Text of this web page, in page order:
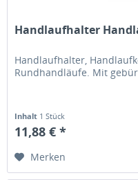
Handlaufhalter
Handlaufhalter,
Rundhandläufe. Mit
Inhalt 1 Stück
11,88 € *
Merken